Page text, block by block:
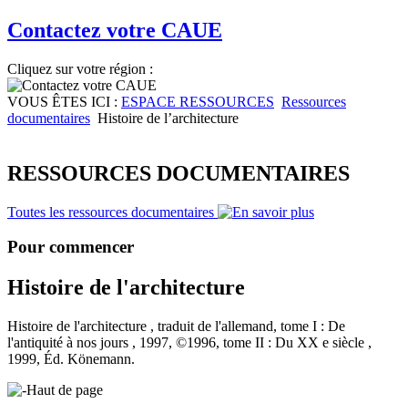
Contactez votre CAUE
Cliquez sur votre région :
VOUS ÊTES ICI : ESPACE RESSOURCES Ressources
documentaires Histoire de l’architecture
RESSOURCES DOCUMENTAIRES
Toutes les ressources documentaires
Pour commencer
Histoire de l'architecture
Histoire de l'architecture , traduit de l'allemand, tome I : De
l'antiquité à nos jours , 1997, ©1996, tome II : Du XX e siècle ,
1999, Éd. Könemann.
Haut de page